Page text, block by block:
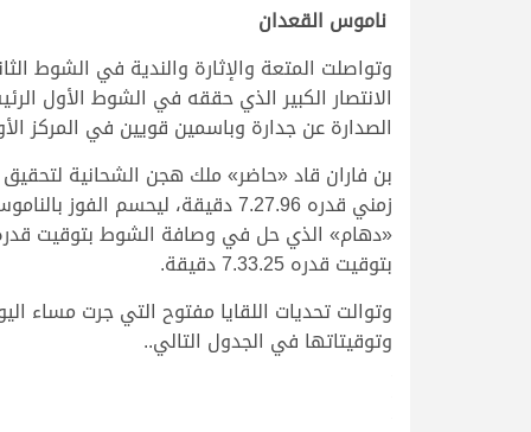
ناموس القعدان
وتواصلت المتعة والإثارة والندية في الشوط
الانتصار الكبير الذي حققه في الشوط الأول
الصدارة عن جدارة وباسمين قويين في المركز
بن فاران قاد «حاضر» ملك هجن الشحانية
زمني قدره 7.27.96 دقيقة،
بتوقيت قدره 7.33.25 دقيقة.
وتوقيتاتها في الجدول التالي..